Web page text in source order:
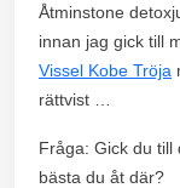
Åtminstone
innan jag gick till
Vissel Kobe Tröja
rättvist …
Fråga: Gick du till
bästa du åt där?